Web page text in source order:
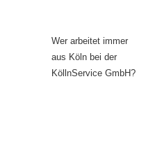
Wer arbeitet immer
aus Köln bei der
KöllnService GmbH?